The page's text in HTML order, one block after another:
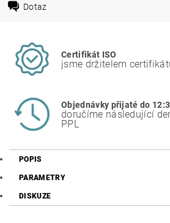
Dotaz
Certifikát ISO
jsme držitelem
Objednávky přijaté do
doručíme následující
PPL
POPIS
PARAMETRY
DISKUZE